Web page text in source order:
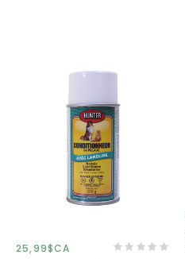
25,99$CA